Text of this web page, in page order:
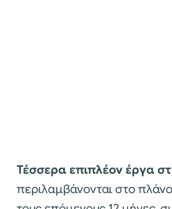
Τέσσερα επιπλέον έργα
περιλαμβάνονται στο